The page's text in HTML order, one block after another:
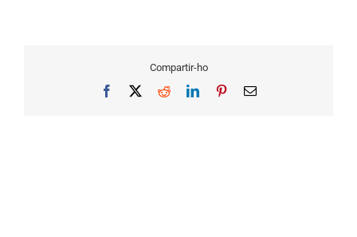
Compartir-ho
Facebook RedditLinkedInPinterestEmail